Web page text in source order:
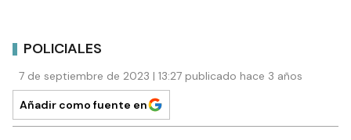
POLICIALES
7 de septiembre de 2023 | 13:27 publicado hace 3 años
Añadir como fuente en